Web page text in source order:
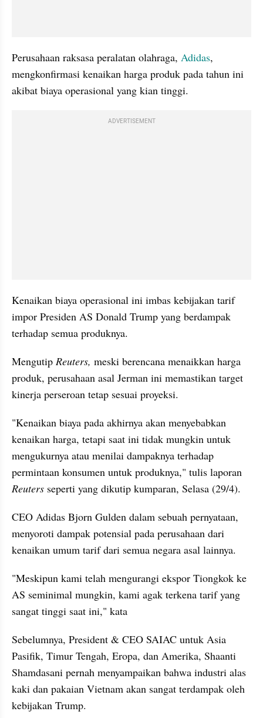
Perusahaan raksasa peralatan olahraga, Adidas,
mengkonfirmasi kenaikan harga produk pada tahun ini
akibat biaya operasional yang kian tinggi.
ADVERTISEMENT
Kenaikan biaya operasional ini imbas kebijakan tarif
impor Presiden AS Donald Trump yang berdampak
terhadap semua produknya.
Mengutip Reuters, meski berencana menaikkan harga
produk, perusahaan asal Jerman ini memastikan target
kinerja perseroan tetap sesuai proyeksi.
"Kenaikan biaya pada akhirnya akan menyebabkan
kenaikan harga, tetapi saat ini tidak mungkin untuk
mengukurnya atau menilai dampaknya terhadap
Reuters seperti yang dikutip kumparan, Selasa (29/4).
CEO Adidas Bjorn Gulden dalam sebuah pernyataan,
menyoroti dampak potensial pada perusahaan dari
kenaikan umum tarif dari semua negara asal lainnya.
"Meskipun kami telah mengurangi ekspor Tiongkok ke
AS seminimal mungkin, kami agak terkena tarif yang
sangat tinggi saat ini," kata
Sebelumnya, President & CEO SAIAC untuk Asia
Pasifik, Timur Tengah, Eropa, dan Amerika, Shaanti
Shamdasani pernah menyampaikan bahwa industri alas
kaki dan pakaian Vietnam akan sangat terdampak oleh
kebijakan Trump.